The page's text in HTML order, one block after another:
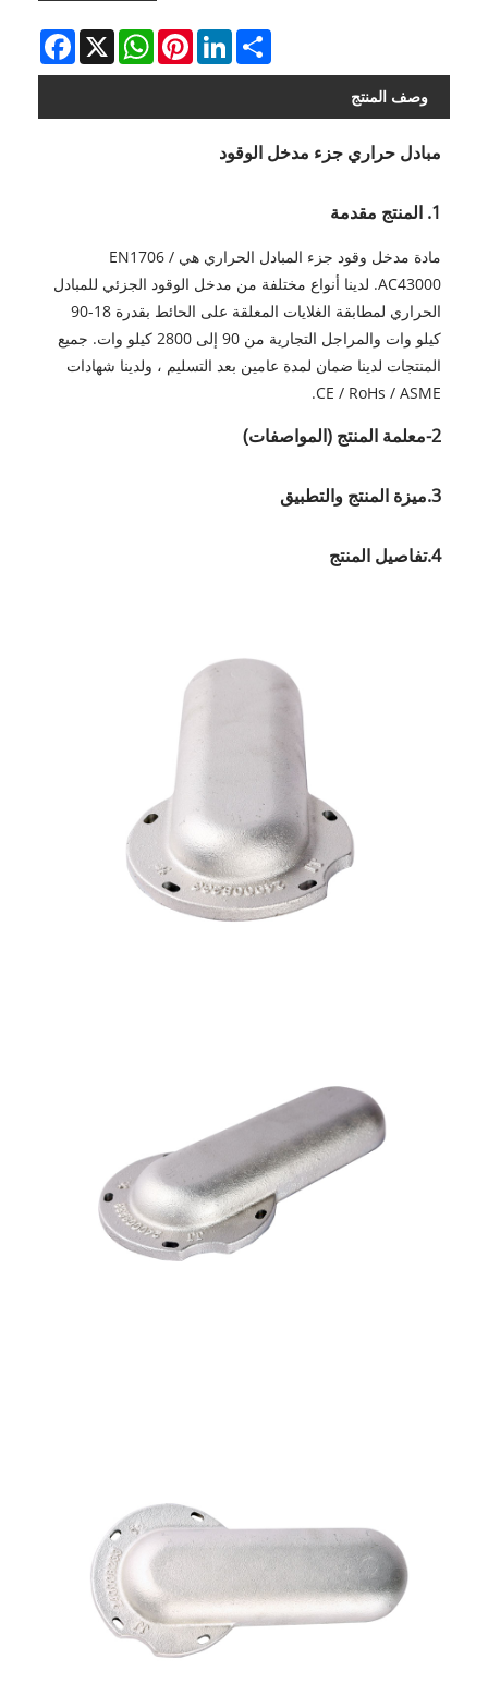
Facebook X
WhatsAppPinterestLinkedInShare
وصف المنتج
مبادل حراري جزء مدخل الوقود
1. المنتج مقدمة
مادة مدخل وقود جزء المبادل الحراري هي EN1706 /
AC43000. لدينا أنواع مختلفة من مدخل الوقود الجزئي للمبادل
الحراري لمطابقة الغلايات المعلقة على الحائط بقدرة 18-90
كيلو وات والمراجل التجارية من 90 إلى 2800 كيلو وات. جميع
المنتجات لدينا ضمان لمدة عامين بعد التسليم ، ولدينا شهادات
CE / RoHs / ASME.
2-معلمة المنتج (المواصفات)
3.ميزة المنتج والتطبيق
4.تفاصيل المنتج